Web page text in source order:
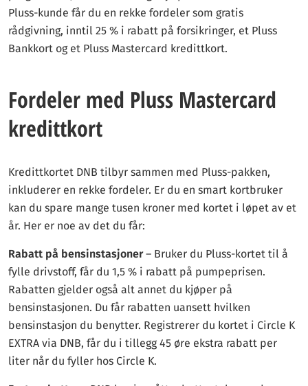
Pluss-kunde får du en rekke fordeler som gratis
rådgivning, inntil 25 % i rabatt på forsikringer, et Pluss
Bankkort og et Pluss Mastercard kredittkort.
Fordeler med Pluss Mastercard
kredittkort
Kredittkortet DNB tilbyr sammen med Pluss-pakken,
inkluderer en rekke fordeler. Er du en smart kortbruker
kan du spare mange tusen kroner med kortet i løpet av et
år. Her er noe av det du får:
Rabatt på bensinstasjoner– Bruker du Pluss-kortet til å
fylle drivstoff, får du 1,5 % i rabatt på pumpeprisen.
Rabatten gjelder også alt annet du kjøper på
bensinstasjonen. Du får rabatten uansett hvilken
bensinstasjon du benytter. Registrerer du kortet i Circle K
EXTRA via DNB, får du i tillegg 45 øre ekstra rabatt per
liter når du fyller hos Circle K.